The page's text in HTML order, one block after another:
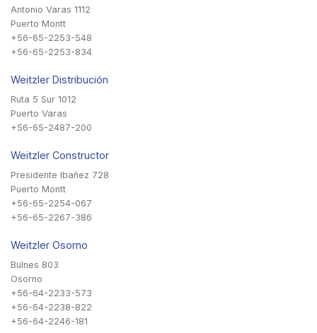
Antonio Varas 1112
Puerto Montt
+56-65-2253-548
+56-65-2253-834
Weitzler Distribución
Ruta 5 Sur 1012
Puerto Varas
+56-65-2487-200
Weitzler Constructor
Presidente Ibañez 728
Puerto Montt
+56-65-2254-067
+56-65-2267-386
Weitzler Osorno
Bulnes 803
Osorno
+56-64-2233-573
+56-64-2238-822
+56-64-2246-181